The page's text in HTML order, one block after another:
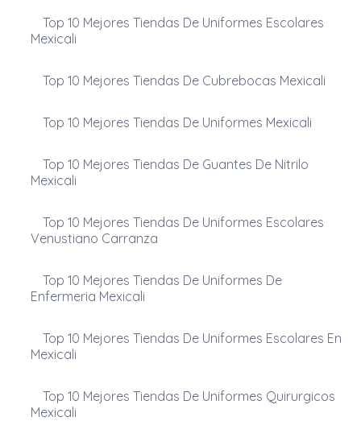
Top 10 Mejores Tiendas De Uniformes Escolares
Mexicali
Top 10 Mejores Tiendas De Cubrebocas Mexicali
Top 10 Mejores Tiendas De Uniformes Mexicali
Top 10 Mejores Tiendas De Guantes De Nitrilo
Mexicali
Top 10 Mejores Tiendas De Uniformes Escolares
Venustiano Carranza
Top 10 Mejores Tiendas De Uniformes De
Enfermeria Mexicali
Top 10 Mejores Tiendas De Uniformes Escolares En
Mexicali
Top 10 Mejores Tiendas De Uniformes Quirurgicos
Mexicali